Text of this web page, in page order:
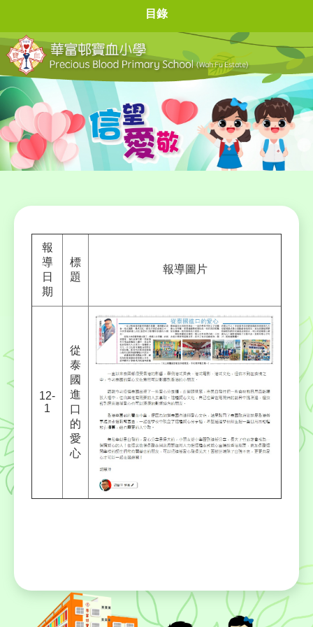
目錄
報
導
日
期
標
題
報導圖片
12-
1
從
泰
國
進
口
的
愛
心